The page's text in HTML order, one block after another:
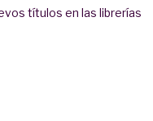
títulos en las librerías